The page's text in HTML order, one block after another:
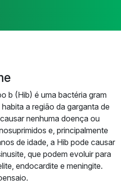
b (Hib) é uma bactéria gram
a região da garganta de
nenhuma doença ou
e, principalmente
de idade, a Hib pode causar
que podem evoluir para
endocardite e meningite.